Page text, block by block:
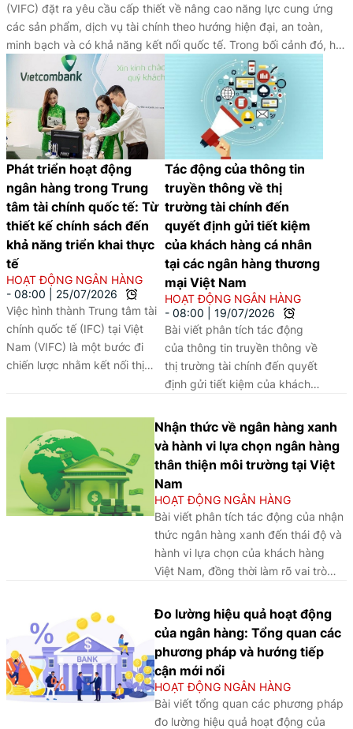
(VIFC) đặt ra yêu cầu cấp thiết về nâng cao năng lực cung ứng
các sản phẩm, dịch vụ tài chính theo hướng hiện đại, an toàn,
minh bạch và có khả năng kết nối quốc tế. Trong bối cảnh đó, hệ
sinh thái sản phẩm, dịch vụ ngân hàng trên nền tảng số giữ vai
trò then chốt; không chỉ hỗ trợ thanh toán, quản lý dòng tiền, giao
dịch ngoại hối, tài trợ thương mại, mà còn góp phần nâng cao
năng lực cạnh tranh của thị trường tài chính, cải thiện môi trường
đầu tư và thúc đẩy phát triển kinh tế số.
Phát triển hoạt động
ngân hàng trong Trung
tâm tài chính quốc tế: Từ
thiết kế chính sách đến
khả năng triển khai thực
tế
HOẠT ĐỘNG NGÂN HÀNG
08:00
25/07/2026
Việc hình thành Trung tâm tài
chính quốc tế (IFC) tại Việt
Nam (VIFC) là một bước đi
chiến lược nhằm kết nối thị
nguồn lực đầu tư, tận dụng cơ
hội dịch chuyển dòng vốn đầu
tư quốc tế, qua đó thúc đẩy
phát triển thị trường tài chính,
đóng góp vào tăng trưởng
bền vững và nâng cao vị thế
hoạt động ngân hàng giữ vai
phần hình thành và vận hành
các dòng vốn trong nền kinh
tế. Trên cơ sở phân tích định
hướng chính sách tại Nghị
quyết số 222/2025/QH15
ngày 27/6/2025 của Quốc hội
Tác động của thông tin
truyền thông về thị
trường tài chính đến
quyết định gửi tiết kiệm
của khách hàng cá nhân
tại các ngân hàng thương
mại Việt Nam
HOẠT ĐỘNG NGÂN HÀNG
08:00
19/07/2026
Bài viết phân tích tác động
của thông tin truyền thông về
thị trường tài chính đến quyết
định gửi tiết kiệm của khách
hàng Việt Nam, qua đó làm rõ
vai trò của truyền thông trong
định hướng hành vi tài chính
và đề xuất các hàm ý nhằm
nâng cao hiệu quả truyền
thông, củng cố niềm tin của
người gửi tiền và bảo đảm ổn
định hệ thống ngân hàng.
Nhận thức về ngân hàng xanh
và hành vi lựa chọn ngân hàng
thân thiện môi trường tại Việt
Nam
HOẠT ĐỘNG NGÂN HÀNG
Bài viết phân tích tác động của nhận
thức ngân hàng xanh đến thái độ và
hành vi lựa chọn của khách hàng
Việt Nam, đồng thời làm rõ vai trò
trong việc thúc đẩy hành vi tài chính
bền vững.
Đo lường hiệu quả hoạt động
của ngân hàng: Tổng quan các
phương pháp và hướng tiếp
cận mới nổi
HOẠT ĐỘNG NGÂN HÀNG
Bài viết tổng quan các phương pháp
đo lường hiệu quả hoạt động của